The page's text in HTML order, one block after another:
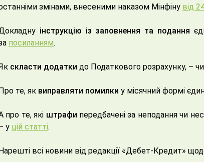
змінами, внесеними наказом Мінфіну від
інструкцію із заповнення та подання
посиланням.
скласти додатки до Податкового розрахунку, –
те, як виправляти помилки у місячний формі
про те, які штрафи передбачені за неподання чи
у цій статті.
всі новини від редакції «Дебет-Кредит»